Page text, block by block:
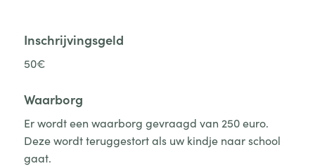
Inschrijvingsgeld
50€
Waarborg
Er wordt een waarborg gevraagd van 250 euro.
Deze wordt teruggestort als uw kindje naar school
gaat.